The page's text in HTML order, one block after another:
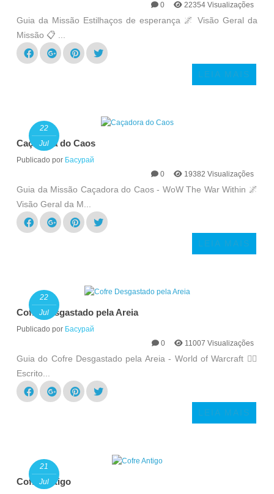
0
22354 Visualizações
Guia da Missão Estilhaços de esperança 🌌 Visão Geral da
Missão 📋 ...
LEIA MAIS
22
Jul
Caçadora do Caos
Publicado por Басурай
0
19382 Visualizações
Guia da Missão Caçadora do Caos - WoW The War Within 🌌
Visão Geral da M...
LEIA MAIS
22
Jul
Cofre Desgastado pela Areia
Publicado por Басурай
0
11007 Visualizações
Guia do Cofre Desgastado pela Areia - World of Warcraft 🏴‍☠️
Escrito...
LEIA MAIS
21
Jul
Cofre Antigo